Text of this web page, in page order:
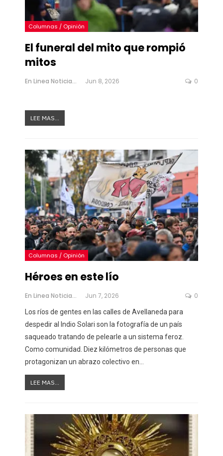
Columnas / Opinión
El funeral del mito que rompió
mitos
En Linea Noticias Jun 8, 2026 0
LEE MAS...
Columnas / Opinión
Héroes en este lío
En Linea Noticias Jun 7, 2026 0
Los ríos de gentes en las calles de Avellaneda para
despedir al Indio Solari son la fotografía de un país
saqueado tratando de pelearle a un sistema feroz.
Como comunidad. Diez kilómetros de personas que
protagonizan un abrazo colectivo en
LEE MAS...